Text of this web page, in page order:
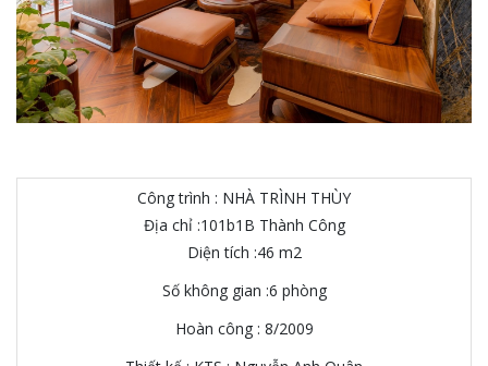
Công trình : NHÀ TRÌNH THÙY
Địa chỉ :101b1B Thành Công
Diện tích :46 m2
Số không gian :6 phòng
Hoàn công : 8/2009